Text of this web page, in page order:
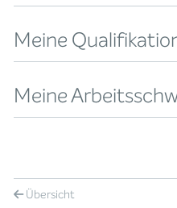
Meine
Meine
Übersicht